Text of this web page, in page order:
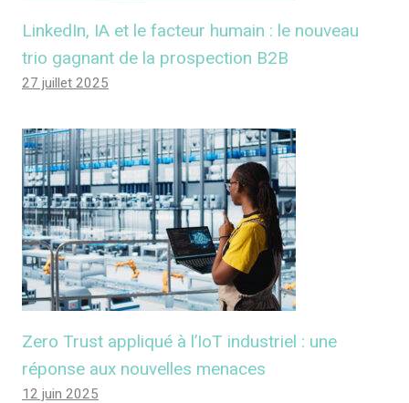
LinkedIn, IA et le facteur humain : le nouveau
trio gagnant de la prospection B2B
27 juillet 2025
Zero Trust appliqué à l’IoT industriel : une
réponse aux nouvelles menaces
12 juin 2025